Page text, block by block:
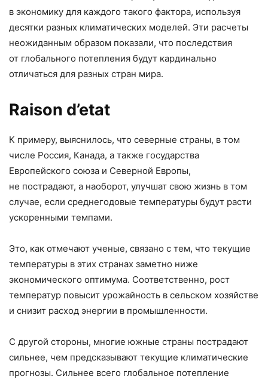
в экономику для каждого такого фактора, используя
десятки разных климатических моделей. Эти расчеты
неожиданным образом показали, что последствия
от глобального потепления будут кардинально
отличаться для разных стран мира.
Raison d’etat
К примеру, выяснилось, что северные страны, в том
числе Россия, Канада, а также государства
Европейского союза и Северной Европы,
не пострадают, а наоборот, улучшат свою жизнь в том
случае, если среднегодовые температуры будут расти
ускоренными темпами.
Это, как отмечают ученые, связано с тем, что текущие
температуры в этих странах заметно ниже
экономического оптимума. Соответственно, рост
температур повысит урожайность в сельском хозяйстве
и снизит расход энергии в промышленности.
С другой стороны, многие южные страны пострадают
сильнее, чем предсказывают текущие климатические
прогнозы. Сильнее всего глобальное потепление